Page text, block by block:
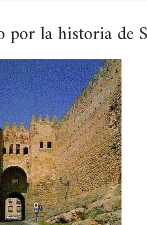
por la historia de